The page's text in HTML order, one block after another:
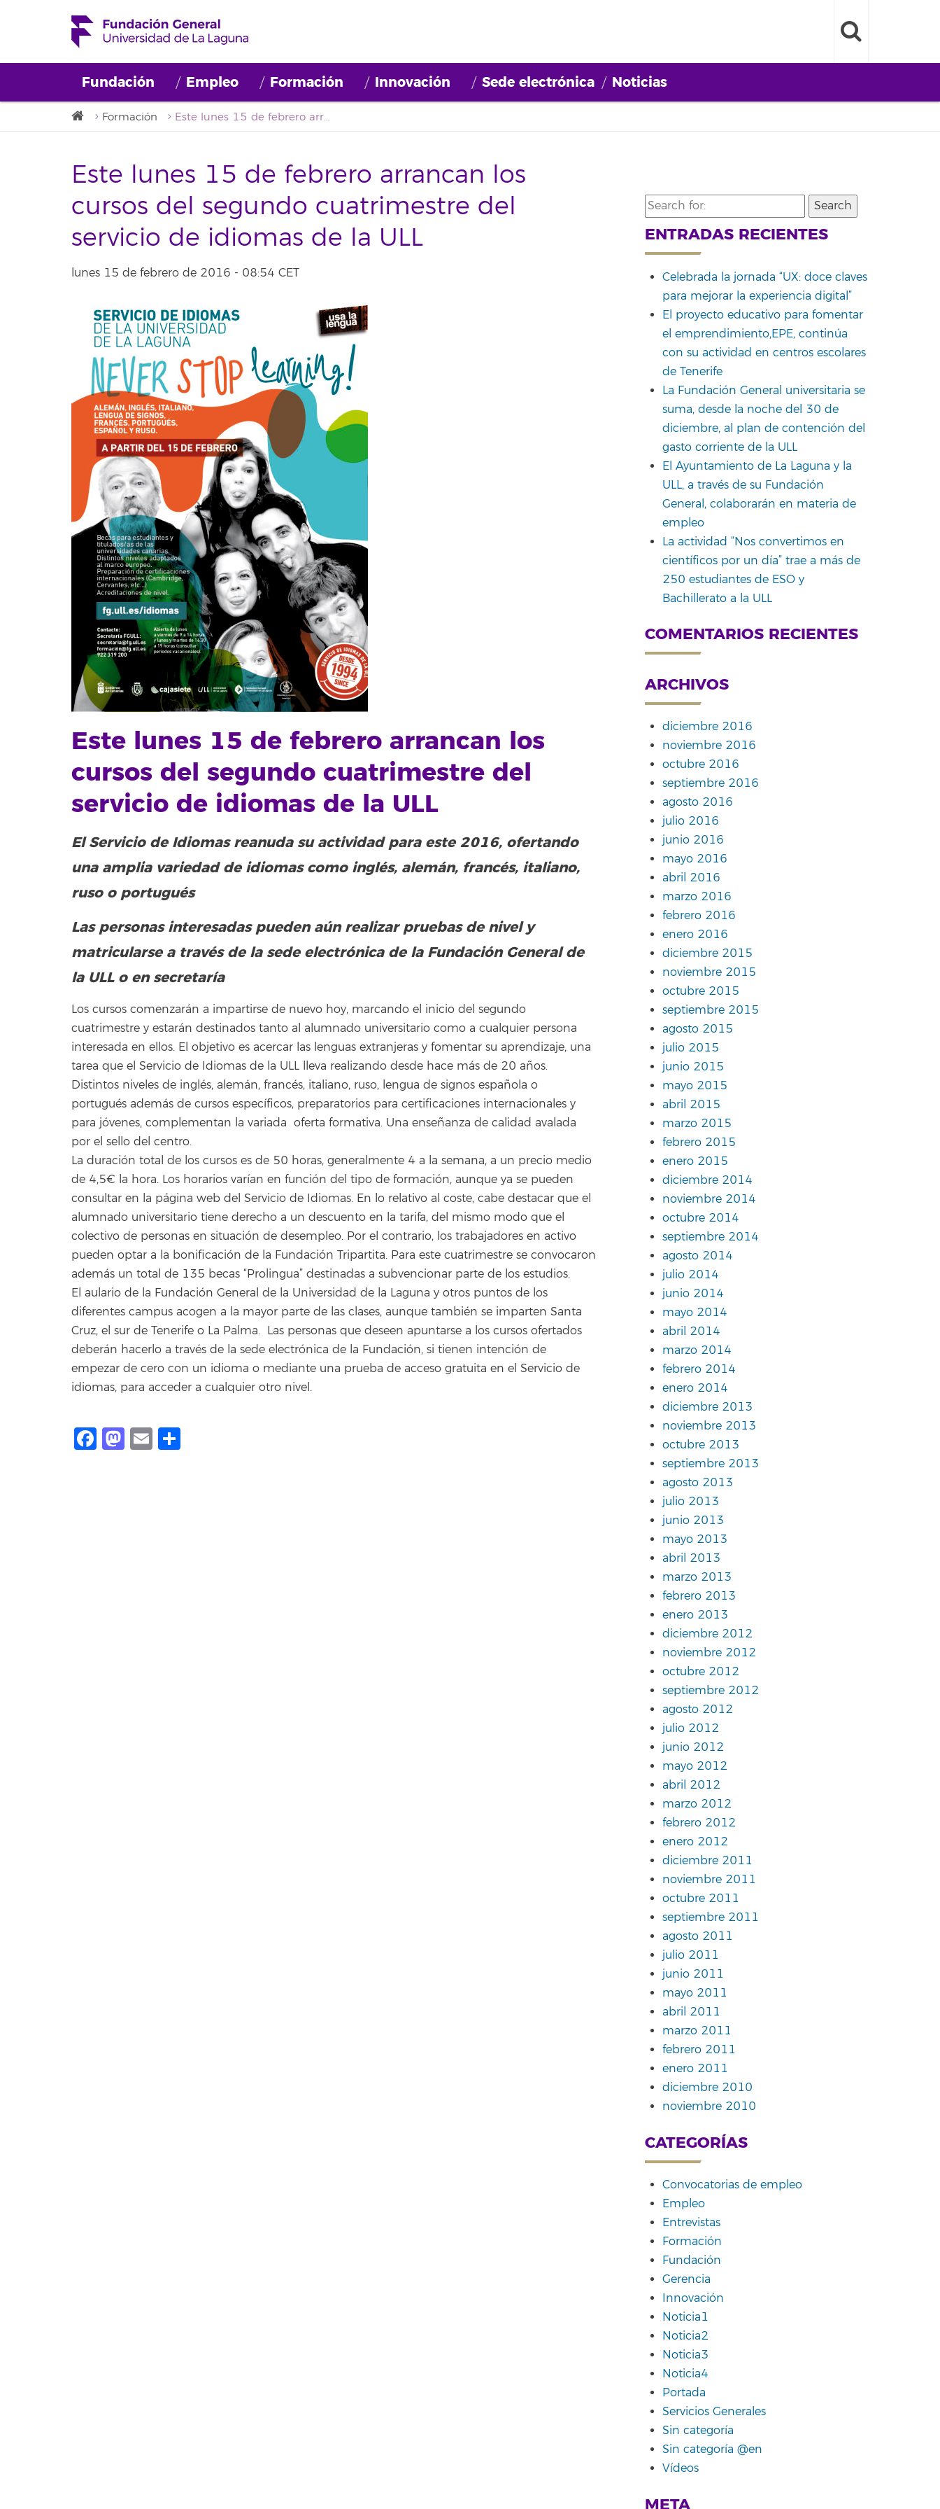
Fundación Empleo Formación Innovación Sede electrónica Noticias
Formación Este lunes 15 de febrero arrancan los cursos del segundo cuatrimestre del servicio de idiomas de la ULL
Este lunes 15 de febrero arrancan los
cursos del segundo cuatrimestre del
servicio de idiomas de la ULL
lunes 15 de febrero de 2016 - 08:54 CET
Este lunes 15 de febrero arrancan los
cursos del segundo cuatrimestre del
servicio de idiomas de la ULL
El Servicio de Idiomas reanuda su actividad para este 2016, ofertando
una amplia variedad de idiomas como inglés, alemán, francés, italiano,
ruso o portugués
Las personas interesadas pueden aún realizar pruebas de nivel y
matricularse a través de la sede electrónica de la Fundación General de
la ULL o en secretaría
Los cursos comenzarán a impartirse de nuevo hoy, marcando el inicio del segundo
cuatrimestre y estarán destinados tanto al alumnado universitario como a cualquier persona
interesada en ellos. El objetivo es acercar las lenguas extranjeras y fomentar su aprendizaje, una
tarea que el Servicio de Idiomas de la ULL lleva realizando desde hace más de 20 años.
Distintos niveles de inglés, alemán, francés, italiano, ruso, lengua de signos española o
portugués además de cursos específicos, preparatorios para certificaciones internacionales y
para jóvenes, complementan la variada oferta formativa. Una enseñanza de calidad avalada
por el sello del centro.
La duración total de los cursos es de 50 horas, generalmente 4 a la semana, a un precio medio
de 4,5€ la hora. Los horarios varían en función del tipo de formación, aunque ya se pueden
consultar en la página web del Servicio de Idiomas. En lo relativo al coste, cabe destacar que el
alumnado universitario tiene derecho a un descuento en la tarifa, del mismo modo que el
colectivo de personas en situación de desempleo. Por el contrario, los trabajadores en activo
pueden optar a la bonificación de la Fundación Tripartita. Para este cuatrimestre se convocaron
además un total de 135 becas “Prolingua” destinadas a subvencionar parte de los estudios.
El aulario de la Fundación General de la Universidad de la Laguna y otros puntos de los
diferentes campus acogen a la mayor parte de las clases, aunque también se imparten Santa
Cruz, el sur de Tenerife o La Palma. Las personas que deseen apuntarse a los cursos ofertados
deberán hacerlo a través de la sede electrónica de la Fundación, si tienen intención de
empezar de cero con un idioma o mediante una prueba de acceso gratuita en el Servicio de
idiomas, para acceder a cualquier otro nivel.
Facebook
Mastodon
Email
Search
for:
ENTRADAS RECIENTES
Celebrada la jornada “UX: doce claves
para mejorar la experiencia digital”
El proyecto educativo para fomentar
el emprendimiento,EPE, continúa
con su actividad en centros escolares
de Tenerife
La Fundación General universitaria se
suma, desde la noche del 30 de
diciembre, al plan de contención del
gasto corriente de la ULL
El Ayuntamiento de La Laguna y la
ULL, a través de su Fundación
General, colaborarán en materia de
empleo
La actividad “Nos convertimos en
científicos por un día” trae a más de
250 estudiantes de ESO y
Bachillerato a la ULL
COMENTARIOS RECIENTES
ARCHIVOS
diciembre 2016
noviembre 2016
octubre 2016
septiembre 2016
agosto 2016
julio 2016
junio 2016
mayo 2016
abril 2016
marzo 2016
febrero 2016
enero 2016
diciembre 2015
noviembre 2015
octubre 2015
septiembre 2015
agosto 2015
julio 2015
junio 2015
mayo 2015
abril 2015
marzo 2015
febrero 2015
enero 2015
diciembre 2014
noviembre 2014
octubre 2014
septiembre 2014
agosto 2014
julio 2014
junio 2014
mayo 2014
abril 2014
marzo 2014
febrero 2014
enero 2014
diciembre 2013
noviembre 2013
octubre 2013
septiembre 2013
agosto 2013
julio 2013
junio 2013
mayo 2013
abril 2013
marzo 2013
febrero 2013
enero 2013
diciembre 2012
noviembre 2012
octubre 2012
septiembre 2012
agosto 2012
julio 2012
junio 2012
mayo 2012
abril 2012
marzo 2012
febrero 2012
enero 2012
diciembre 2011
noviembre 2011
octubre 2011
septiembre 2011
agosto 2011
julio 2011
junio 2011
mayo 2011
abril 2011
marzo 2011
febrero 2011
enero 2011
diciembre 2010
noviembre 2010
CATEGORÍAS
Convocatorias de empleo
Empleo
Entrevistas
Formación
Fundación
Gerencia
Innovación
Noticia1
Noticia2
Noticia3
Noticia4
Portada
Servicios Generales
Sin categoría
Sin categoría @en
Vídeos
META